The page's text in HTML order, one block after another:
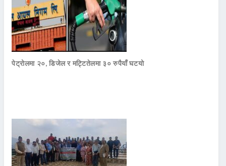
पेट्रोलमा २०, डिजेल र मट्टितेलमा ३० रुपैयाँ घटयो